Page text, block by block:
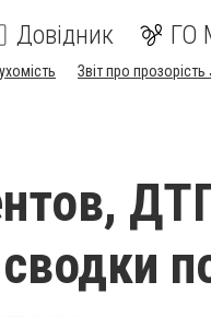
Довідник ГО
Звіт про прозорість